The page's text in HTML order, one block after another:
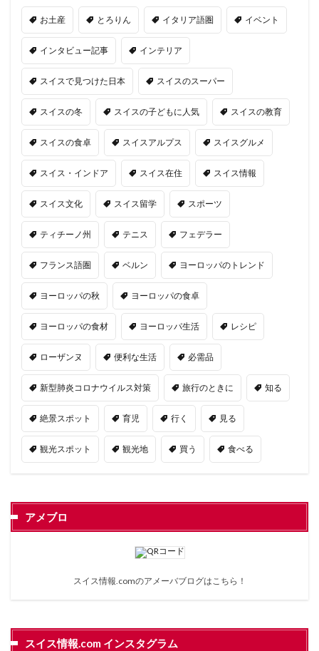
お土産 とろりん イタリア語圏 イベント
インタビュー記事 インテリア
スイスで見つけた日本 スイスのスーパー
スイスの冬 スイスの子どもに人気 スイスの教育
スイスの食卓 スイスアルプス スイスグルメ
スイス・インドア スイス在住 スイス情報
スイス文化 スイス留学 スポーツ
ティチーノ州 テニス フェデラー
フランス語圏 ベルン ヨーロッパのトレンド
ヨーロッパの秋 ヨーロッパの食卓
ヨーロッパの食材 ヨーロッパ生活 レシピ
ローザンヌ 便利な生活 必需品
新型肺炎コロナウイルス対策 旅行のときに 知る
絶景スポット 育児 行く 見る
観光スポット 観光地 買う 食べる
アメブロ
スイス情報.comのアメーバブログは こちら ！
スイス情報.com インスタグラム